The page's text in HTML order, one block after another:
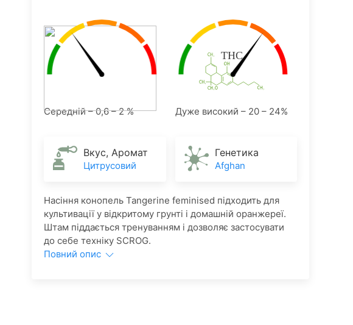
Середній – 0,6 – 2 % Дуже високий – 20 – 24%
Вкус, Аромат
Цитрусовий
Генетика
Afghan
Насіння конопель Tangerine feminised підходить для
культивації у відкритому грунті і домашній оранжереї.
Штам піддається тренуванням і дозволяє застосувати
до себе техніку SCROG.
Повний опис